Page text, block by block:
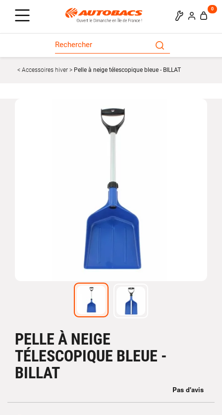
0
Accessoires hiver Pelle à neige télescopique bleue - BILLAT
PELLE À NEIGE
TÉLESCOPIQUE BLEUE -
BILLAT